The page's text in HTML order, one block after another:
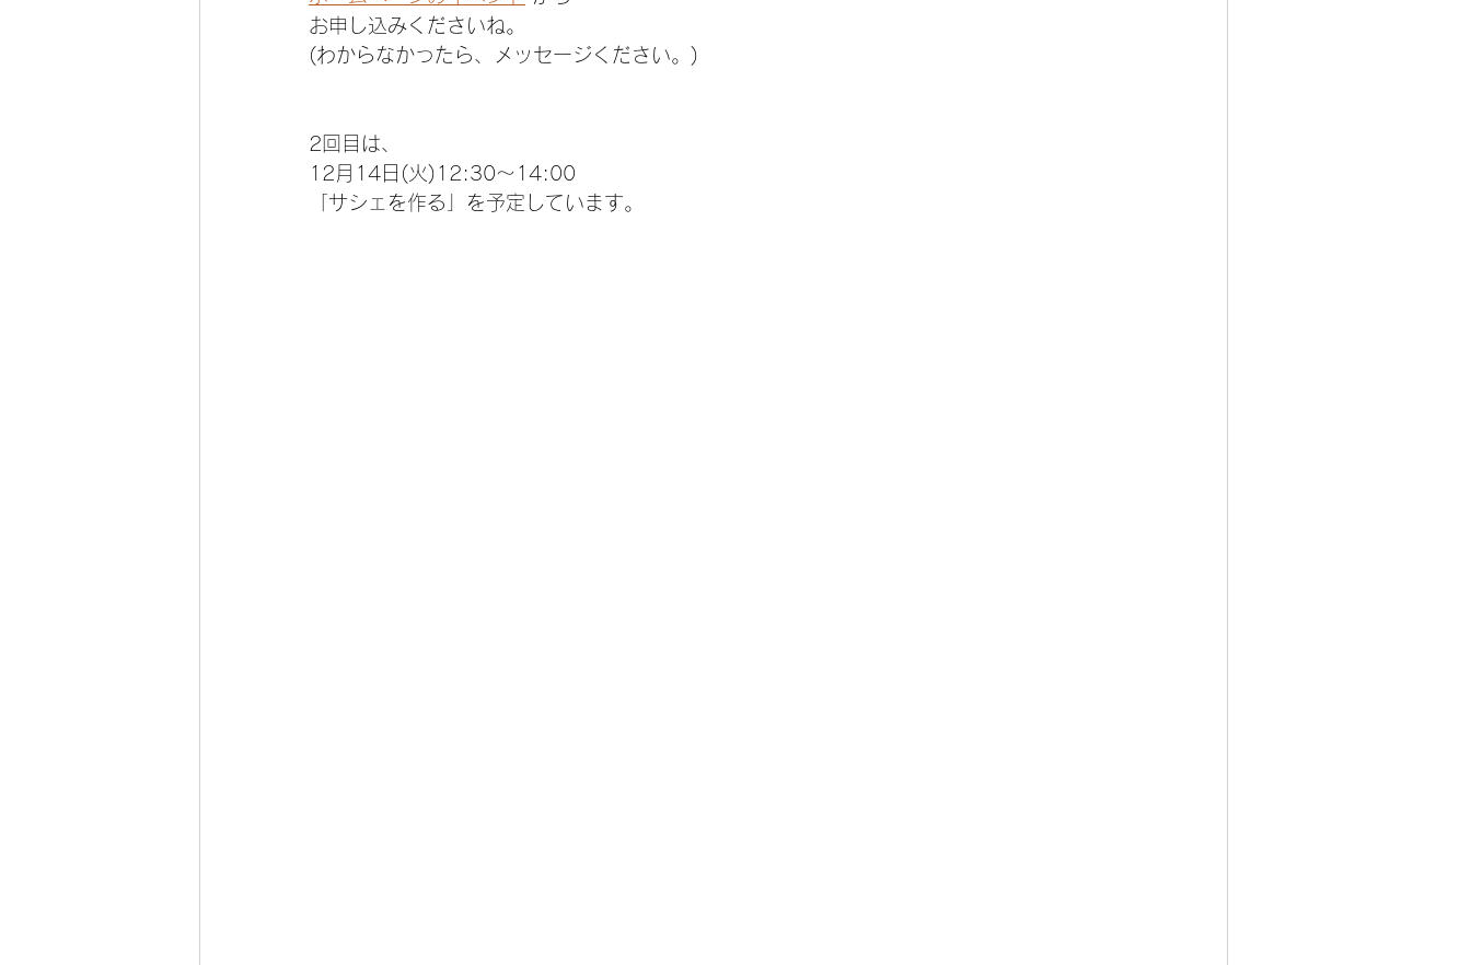
お申し込みくださいね。
(わからなかったら、メッセージください。)
2回目は、
12月14日(火)12:30〜14:00
「サシェを作る」を予定しています。